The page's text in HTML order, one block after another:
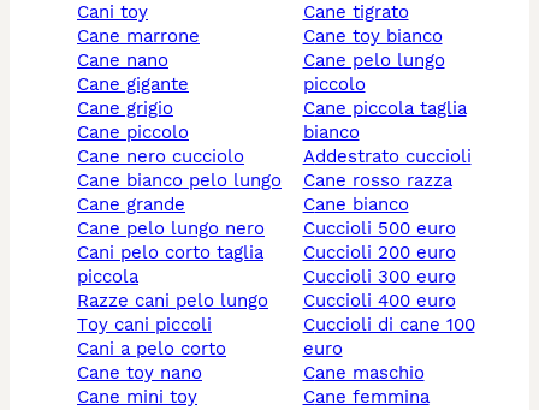
cani toy
cane marrone
cane nano
cane gigante
cane grigio
cane piccolo
cane nero cucciolo
cane bianco pelo lungo
cane grande
cane pelo lungo nero
cani pelo corto taglia
piccola
razze cani pelo lungo
toy cani piccoli
cani a pelo corto
cane toy nano
cane mini toy
cane tigrato
cane toy bianco
cane pelo lungo
piccolo
cane piccola taglia
bianco
addestrato cuccioli
cane rosso razza
cane bianco
cuccioli 500 euro
cuccioli 200 euro
cuccioli 300 euro
cuccioli 400 euro
cuccioli di cane 100
euro
cane maschio
cane femmina